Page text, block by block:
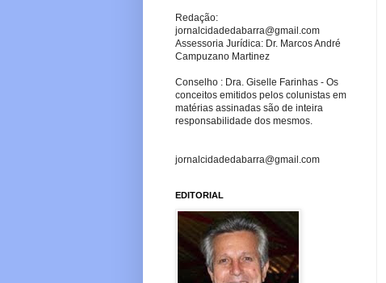
Redação:
jornalcidadedabarra@gmail.com
Assessoria Jurídica: Dr. Marcos André
Campuzano Martinez
Conselho : Dra. Giselle Farinhas - Os
conceitos emitidos pelos colunistas em
matérias assinadas são de inteira
responsabilidade dos mesmos.
jornalcidadedabarra@gmail.com
EDITORIAL